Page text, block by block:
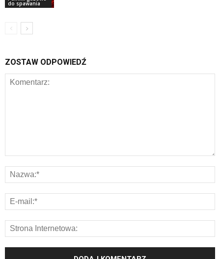
do spawania
ZOSTAW ODPOWIEDŹ